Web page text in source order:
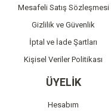
Gönder
Mesafeli Satış Sözleşmesi
Gizlilik ve Güvenlik
İptal ve İade Şartları
Kişisel Veriler Politikası
ÜYELİK
Hesabım